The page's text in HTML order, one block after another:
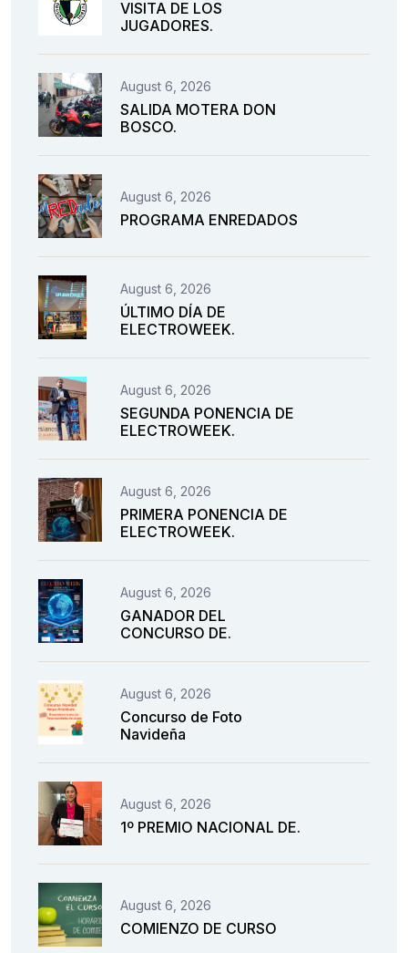
VISITA DE LOS
JUGADORES.
August 6, 2026
SALIDA MOTERA DON
BOSCO.
August 6, 2026
PROGRAMA ENREDADOS
August 6, 2026
ÚLTIMO DÍA DE
ELECTROWEEK.
August 6, 2026
SEGUNDA PONENCIA DE
ELECTROWEEK.
August 6, 2026
PRIMERA PONENCIA DE
ELECTROWEEK.
August 6, 2026
GANADOR DEL
CONCURSO DE.
August 6, 2026
Concurso de Foto
Navideña
August 6, 2026
1º PREMIO NACIONAL DE.
August 6, 2026
COMIENZO DE CURSO